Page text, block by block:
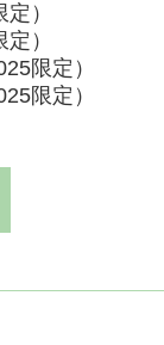
）
）
限定）
限定）